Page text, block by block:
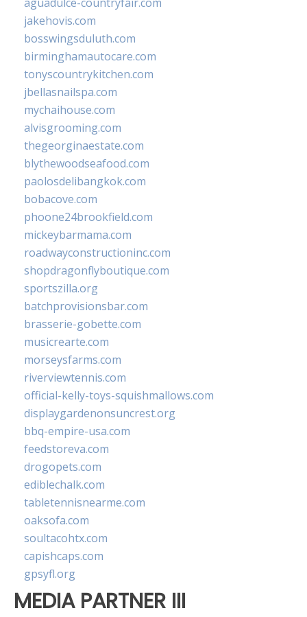
jakehovis.com
bosswingsduluth.com
birminghamautocare.com
tonyscountrykitchen.com
jbellasnailspa.com
mychaihouse.com
alvisgrooming.com
thegeorginaestate.com
blythewoodseafood.com
paolosdelibangkok.com
bobacove.com
phoone24brookfield.com
mickeybarmama.com
roadwayconstructioninc.com
shopdragonflyboutique.com
sportszilla.org
batchprovisionsbar.com
brasserie-gobette.com
musicrearte.com
morseysfarms.com
riverviewtennis.com
official-kelly-toys-squishmallows.com
displaygardenonsuncrest.org
bbq-empire-usa.com
feedstoreva.com
drogopets.com
ediblechalk.com
tabletennisnearme.com
oaksofa.com
soultacohtx.com
capishcaps.com
gpsyfl.org
MEDIA PARTNER III